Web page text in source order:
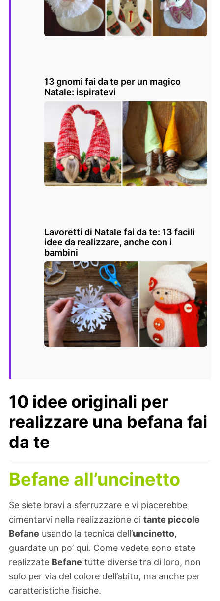
13 gnomi fai da te per un magico
Natale: ispiratevi
Lavoretti di Natale fai da te: 13 facili
idee da realizzare, anche con i
bambini
10 idee originali per
realizzare una befana fai
da te
Befane all’uncinetto
Se siete bravi a sferruzzare e vi piacerebbe
cimentarvi nella realizzazione di tante piccole
Befane usando la tecnica dell’uncinetto,
guardate un po’ qui. Come vedete sono state
realizzate Befane tutte diverse tra di loro, non
solo per via del colore dell’abito, ma anche per
caratteristiche fisiche.